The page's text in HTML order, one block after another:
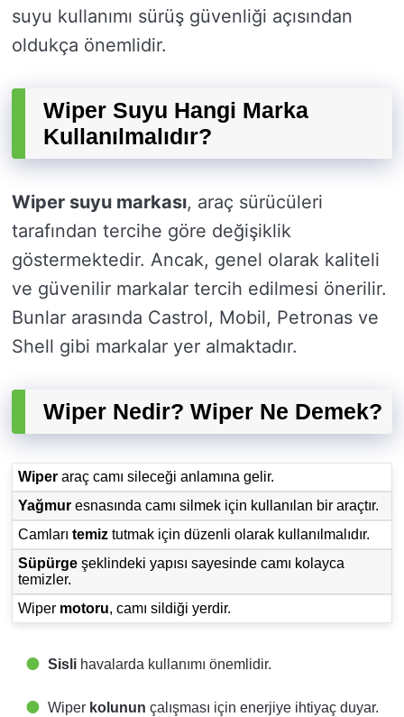
suyu kullanımı sürüş güvenliği açısından
oldukça önemlidir.
Wiper Suyu Hangi Marka
Kullanılmalıdır?
Wiper suyu markası, araç sürücüleri
tarafından tercihe göre değişiklik
göstermektedir. Ancak, genel olarak kaliteli
ve güvenilir markalar tercih edilmesi önerilir.
Bunlar arasında Castrol, Mobil, Petronas ve
Shell gibi markalar yer almaktadır.
Wiper Nedir? Wiper Ne Demek?
Wiper araç camı sileceği anlamına gelir.
Yağmur esnasında camı silmek için kullanılan bir araçtır.
Camlarıtemiz tutmak için düzenli olarak kullanılmalıdır.
Süpürge şeklindeki yapısı sayesinde camı kolayca
temizler.
Wiper motoru, camı sildiği yerdir.
Sisli havalarda kullanımı önemlidir.
Wiper kolunun çalışması için enerjiye ihtiyaç duyar.